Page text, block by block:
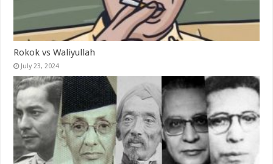
Rokok vs Waliyullah
July 23, 2024